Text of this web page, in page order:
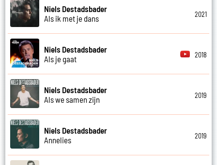
Niels Destadsbader
Als ik met je dans
2021
Niels Destadsbader
Als je gaat
2018
Niels Destadsbader
Als we samen zijn
2019
Niels Destadsbader
Annelies
2019